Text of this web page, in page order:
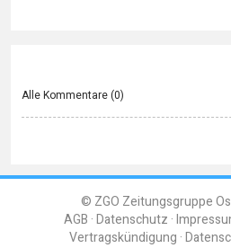
Alle Kommentare (0)
© ZGO Zeitungsgruppe
AGB Datenschutz
Vertragskündigung